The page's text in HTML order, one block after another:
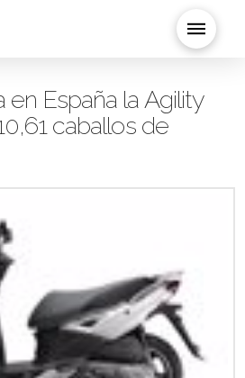
España la Agility
caballos de